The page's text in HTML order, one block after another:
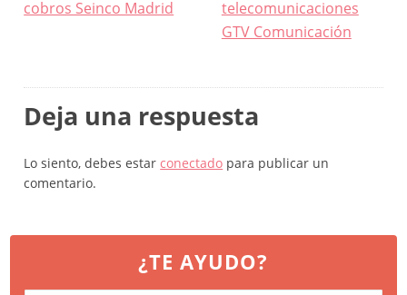
entradas
cobros Seinco Madrid
telecomunicaciones
GTV Comunicación
Deja una respuesta
Lo siento, debes estar conectado para publicar un
comentario.
¿TE AYUDO?